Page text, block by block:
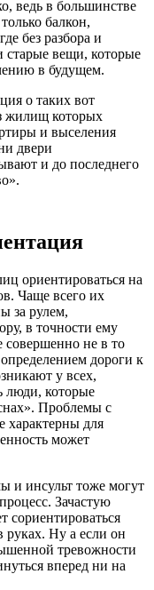
ведь в большинстве
балкон,
без разбора и
старые вещи, которые
в будущем.
о таких вот
жилищ которых
и выселения
двери
и до последнего
ориентироваться на
Чаще всего их
за рулем,
в точности ему
совершенно не в то
дороги к
у всех,
люди, которые
Проблемы с
для
может
и инсульт тоже могут
Зачастую
сориентироваться
руках. Ну а если он
тревожности
вперед ни на